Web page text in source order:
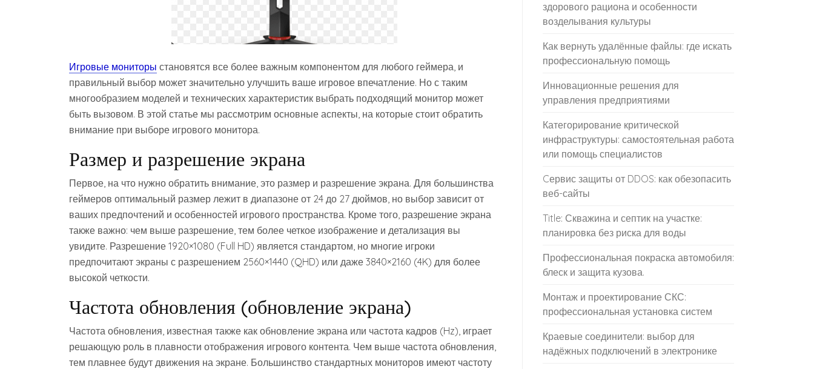
Игровые мониторы становятся все более важным компонентом для любого геймера, и
правильный выбор может значительно улучшить ваше игровое впечатление. Но с таким
многообразием моделей и технических характеристик выбрать подходящий монитор может
быть вызовом. В этой статье мы рассмотрим основные аспекты, на которые стоит обратить
внимание при выборе игрового монитора.
Размер и разрешение экрана
Первое, на что нужно обратить внимание, это размер и разрешение экрана. Для большинства
геймеров оптимальный размер лежит в диапазоне от 24 до 27 дюймов, но выбор зависит от
ваших предпочтений и особенностей игрового пространства. Кроме того, разрешение экрана
также важно: чем выше разрешение, тем более четкое изображение и детализация вы
увидите. Разрешение 1920×1080 (Full HD) является стандартом, но многие игроки
предпочитают экраны с разрешением 2560×1440 (QHD) или даже 3840×2160 (4K) для более
высокой четкости.
Частота обновления (обновление экрана)
Частота обновления, известная также как обновление экрана или частота кадров (Hz), играет
решающую роль в плавности отображения игрового контента. Чем выше частота обновления,
тем плавнее будут движения на экране. Большинство стандартных мониторов имеют частоту
здорового рациона и особенности
возделывания культуры
Как вернуть удалённые файлы: где искать
профессиональную помощь
Инновационные решения для
управления предприятиями
Категорирование критической
инфраструктуры: самостоятельная работа
или помощь специалистов
Cервис защиты от DDOS: как обезопасить
веб-сайты
Title: Скважина и септик на участке:
планировка без риска для воды
Профессиональная покраска автомобиля:
блеск и защита кузова.
Монтаж и проектирование СКС:
профессиональная установка систем
Краевые соединители: выбор для
надёжных подключений в электронике